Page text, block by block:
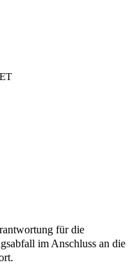
für die
im Anschluss an die